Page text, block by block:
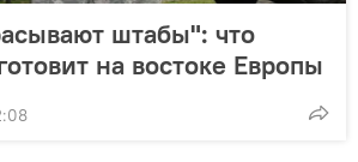
штабы": что
на востоке Европы